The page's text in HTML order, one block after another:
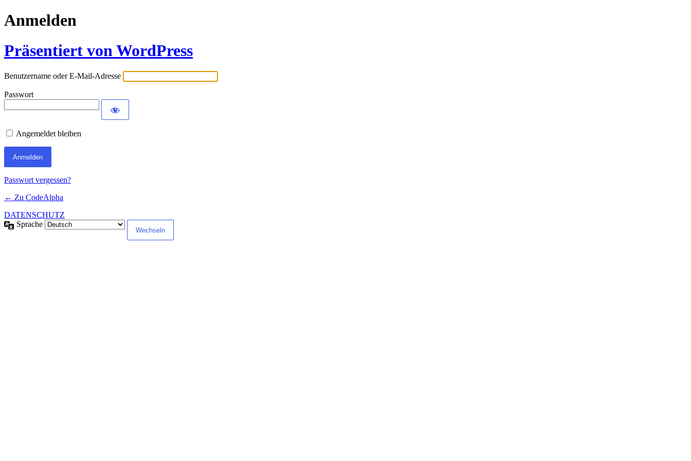
Anmelden
Präsentiert von WordPress
Benutzername oder E-Mail-Adresse
Passwort
Angemeldet bleiben
Passwort vergessen?
← Zu CodeAlpha
DATENSCHUTZ
Sprache